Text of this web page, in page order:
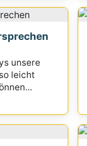
unsere
leicht